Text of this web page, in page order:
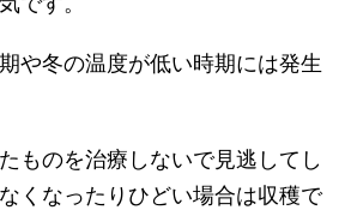
や冬の温度が低い時期には発生
ものを治療しないで見逃してし
くなったりひどい場合は収穫で